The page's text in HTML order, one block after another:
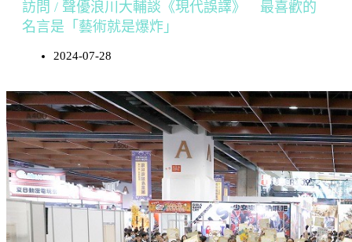
訪問 / 聲優浪川大輔談《現代誤譯》 最喜歡的
名言是「藝術就是爆炸」
2024-07-28